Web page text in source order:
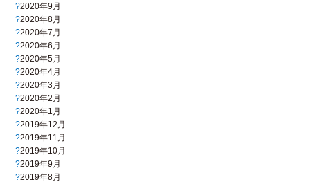
2020年9月
2020年8月
2020年7月
2020年6月
2020年5月
2020年4月
2020年3月
2020年2月
2020年1月
2019年12月
2019年11月
2019年10月
2019年9月
2019年8月